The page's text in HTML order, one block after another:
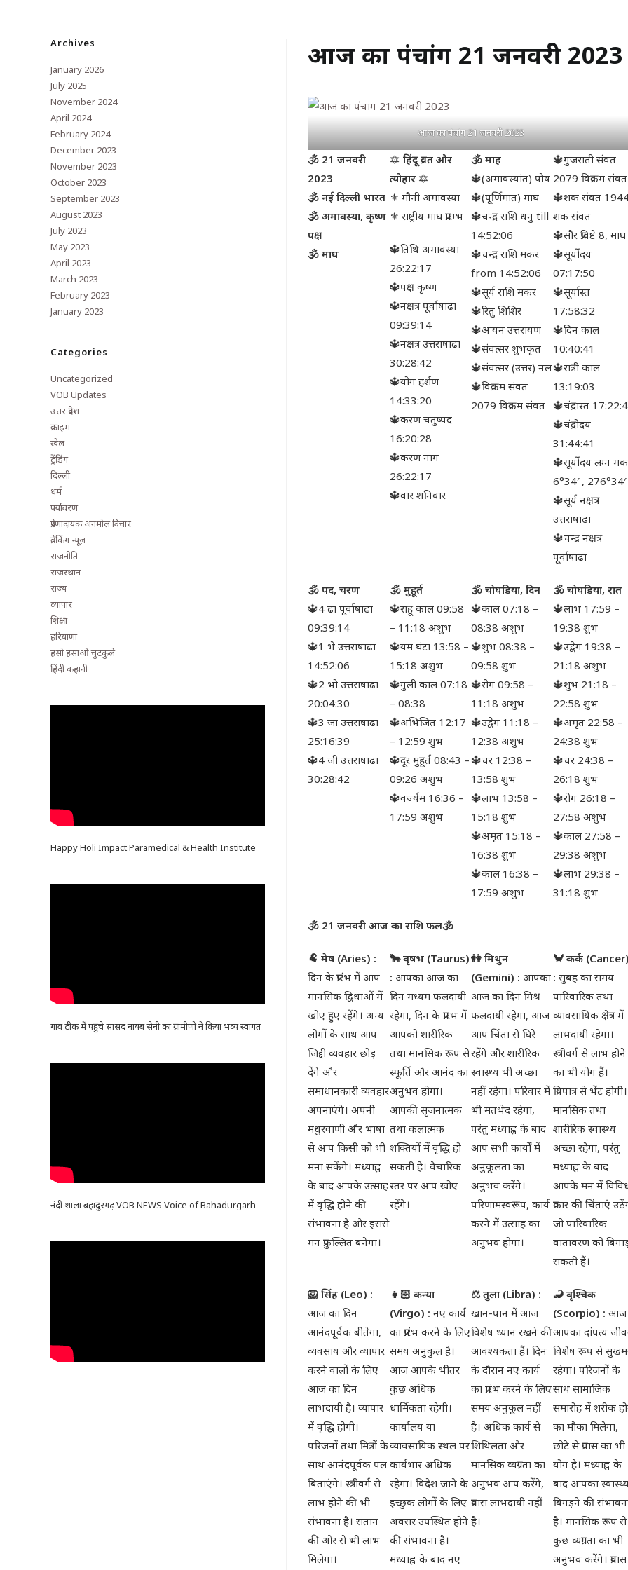
आज का पंचांग 21 जनवरी 2023
आज का पंचांग 21 जनवरी 2023
🕉 21 जनवरी
2023
🕉 नई दिल्ली भारत
🕉 अमावस्या, कृष्ण
पक्ष
🕉 माघ
🔯 हिंदू व्रत और
त्योहार 🔯
⚜ मौनी अमावस्या
⚜ राष्ट्रीय माघ प्रारम्भ
🔱तिथि अमावस्या
26:22:17
🔱पक्ष कृष्ण
🔱नक्षत्र पूर्वाषाढा
09:39:14
🔱नक्षत्र उत्तराषाढा
30:28:42
🔱योग हर्शण
14:33:20
🔱करण चतुष्पद
16:20:28
🔱करण नाग
26:22:17
🔱वार शनिवार
🕉 माह
🔱(अमावस्यांत) पौष
🔱(पूर्णिमांत) माघ
🔱चन्द्र राशि धनु till
14:52:06
🔱चन्द्र राशि मकर
from 14:52:06
🔱सूर्य राशि मकर
🔱रितु शिशिर
🔱आयन उत्तरायण
🔱संवत्सर शुभकृत
🔱संवत्सर (उत्तर) नल
🔱विक्रम संवत
2079 विक्रम संवत
🔱गुजराती संवत
2079 विक्रम संवत
🔱शक संवत
शक संवत
🔱सौर प्रविष्टे 8, माघ
🔱सूर्योदय
07:17:50
🔱सूर्यास्त
17:58:32
🔱दिन काल
10:40:41
🔱रात्री काल
13:19:03
🔱चंद्रास्त
🔱चंद्रोदय
31:44:41
🔱सूर्योदय लग्न
6°34′ , 276°34′
🔱सूर्य नक्षत्र
उत्तराषाढा
🔱चन्द्र नक्षत्र
पूर्वाषाढा
🕉 पद, चरण
🔱4 ढा पूर्वाषाढा
09:39:14
🔱1 भे उत्तराषाढा
14:52:06
🔱2 भो उत्तराषाढा
20:04:30
🔱3 जा उत्तराषाढा
25:16:39
🔱4 जी उत्तराषाढा
30:28:42
🕉 मुहूर्त
🔱राहू काल 09:58
– 11:18 अशुभ
🔱यम घंटा 13:58 –
15:18 अशुभ
🔱गुली काल 07:18
– 08:38
🔱अभिजित 12:17
– 12:59 शुभ
🔱दूर मुहूर्त 08:43 –
09:26 अशुभ
🔱वर्ज्यम 16:36 –
17:59 अशुभ
🕉 चोघडिया, दिन
🔱काल 07:18 –
08:38 अशुभ
🔱शुभ 08:38 –
09:58 शुभ
🔱रोग 09:58 –
11:18 अशुभ
🔱उद्वेग 11:18 –
12:38 अशुभ
🔱चर 12:38 –
13:58 शुभ
🔱लाभ 13:58 –
15:18 शुभ
🔱अमृत 15:18 –
16:38 शुभ
🔱काल 16:38 –
17:59 अशुभ
🕉 चोघडिया, रात
🔱लाभ 17:59 –
19:38 शुभ
🔱उद्वेग 19:38 –
21:18 अशुभ
🔱शुभ 21:18 –
22:58 शुभ
🔱अमृत 22:58 –
24:38 शुभ
🔱चर 24:38 –
26:18 शुभ
🔱रोग 26:18 –
27:58 अशुभ
🔱काल 27:58 –
29:38 अशुभ
🔱लाभ 29:38 –
31:18 शुभ
🕉 21 जनवरी आज का राशि फल🕉
🐏 मेष (Aries) :
दिन के प्रारंभ में आप
मानसिक द्विधाओं में
खोए हुए रहेंगे। अन्य
लोगों के साथ आप
जिद्दी व्यवहार छोड़
देंगे और
समाधानकारी व्यवहार
अपनाएंगे। अपनी
मधुरवाणी और भाषा
से आप किसी को भी
मना सकेंगे। मध्याह्न
के बाद आपके उत्साह
में वृद्धि होने की
संभावना है और इससे
मन प्रफुल्लित बनेगा।
🐂 वृषभ (Taurus)
: आपका आज का
दिन मध्यम फलदायी
रहेगा, दिन के प्रारंभ में
आपको शारीरिक
तथा मानसिक रूप से
स्फूर्ति और आनंद का
अनुभव होगा।
आपकी सृजनात्मक
तथा कलात्मक
शक्तियों में वृद्धि हो
सकती है। वैचारिक
स्तर पर आप खोए
रहेंगे।
👭 मिथुन
(Gemini) : आपका
आज का दिन मिश्र
फलदायी रहेगा, आज
आप चिंता से घिरे
रहेंगे और शारीरिक
स्वास्थ्य भी अच्छा
नहीं रहेगा। परिवार में
भी मतभेद रहेगा,
परंतु मध्याह्न के बाद
आप सभी कार्यों में
अनुकूलता का
अनुभव करेंगे।
परिणामस्वरूप, कार्य
करने में उत्साह का
अनुभव होगा।
🦀 कर्क (Cancer)
: सुबह का समय
पारिवारिक तथा
व्यावसायिक क्षेत्र में
लाभदायी रहेगा।
स्त्रीवर्ग से लाभ होने
का भी योग हैं।
प्रियपात्र से भेंट होगी।
मानसिक तथा
शारीरिक स्वास्थ्य
अच्छा रहेगा, परंतु
मध्याह्न के बाद
आपके मन में
प्रकार की चिंताएं
जो पारिवारिक
वातावरण को
सकती हैं।
🦁 सिंह (Leo) :
आज का दिन
आनंदपूर्वक बीतेगा,
व्यवसाय और व्यापार
करने वालों के लिए
आज का दिन
लाभदायी है। व्यापार
में वृद्धि होगी।
परिजनों तथा मित्रों के
साथ आनंदपूर्वक पल
बिताएंगे। स्त्रीवर्ग से
लाभ होने की भी
संभावना है। संतान
की ओर से भी लाभ
मिलेगा।
👧🏻 कन्या
(Virgo) : नए कार्य
का प्रारंभ करने के लिए
समय अनुकुल है।
आज आपके भीतर
कुछ अधिक
धार्मिकता रहेगी।
कार्यालय या
व्यावसायिक स्थल पर
कार्यभार अधिक
रहेगा। विदेश जाने के
इच्छुक लोगों के लिए
अवसर उपस्थित होने
की संभावना है।
मध्याह्न के बाद नए
⚖ तुला (Libra) :
खान-पान में आज
विशेष ध्यान रखने की
आवश्यकता हैं। दिन
के दौरान नए कार्य
का प्रारंभ करने के लिए
समय अनुकूल नहीं
है। अधिक कार्य से
शिथिलता और
मानसिक व्यग्रता का
अनुभव आप करेंगे,
प्रवास लाभदायी नहीं
है।
🦂 वृश्चिक
(Scorpio) : आज
आपका दांपत्य
विशेष रूप से
रहेगा। परिजनों के
साथ सामाजिक
समारोह में शरीक
का मौका मिलेगा,
छोटे से प्रवास का भी
योग है। मध्याह्न के
बाद आपका
बिगड़ने की
है। मानसिक रूप से
कुछ व्यग्रता का भी
अनुभव करेंगे। प्रवास
Archives
January 2026
July 2025
November 2024
April 2024
February 2024
December 2023
November 2023
October 2023
September 2023
August 2023
July 2023
May 2023
April 2023
March 2023
February 2023
January 2023
Categories
Uncategorized
VOB Updates
उत्तर प्रदेश
क्राइम
खेल
ट्रेंडिंग
दिल्ली
धर्म
पर्यावरण
प्रेरणादायक अनमोल विचार
ब्रेकिंग न्यूज़
राजनीति
राजस्थान
राज्य
व्यापार
शिक्षा
हरियाणा
हसो हसाओ चुटकुले
हिंदी कहानी
Happy Holi Impact Paramedical & Health Institute
गांव टीक में पहुंचे सांसद नायब सैनी का ग्रामीणो ने किया भव्य स्वागत
नंदी शाला बहादुरगढ़ VOB NEWS Voice of Bahadurgarh